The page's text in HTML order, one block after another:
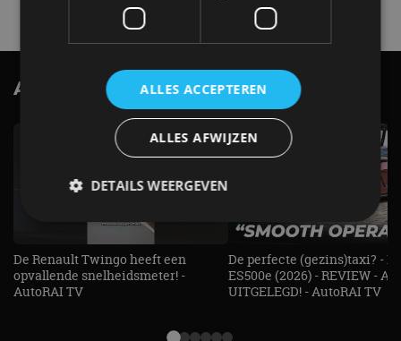
AutoRAI.nl TV SUBSCRIBE
De Renault Twingo heeft een
opvallende snelheidsmeter! -
AutoRAI TV
De perfecte (gezins)taxi? -
ES500e (2026) - REVIEW -
UITGELEGD! - AutoRAI TV
ALLES ACCEPTEREN
ALLES AFWIJZEN
DETAILS WEERGEVEN
Strikt noodzakelijk Prestatie
Targeting
Functioneel
Niet-geclassificeerd
kernfunctionaliteiten van de website mogelijk, zoals